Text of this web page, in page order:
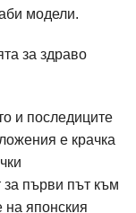
модели.
за здраво
и последиците
е крачка
първи път към
на японския